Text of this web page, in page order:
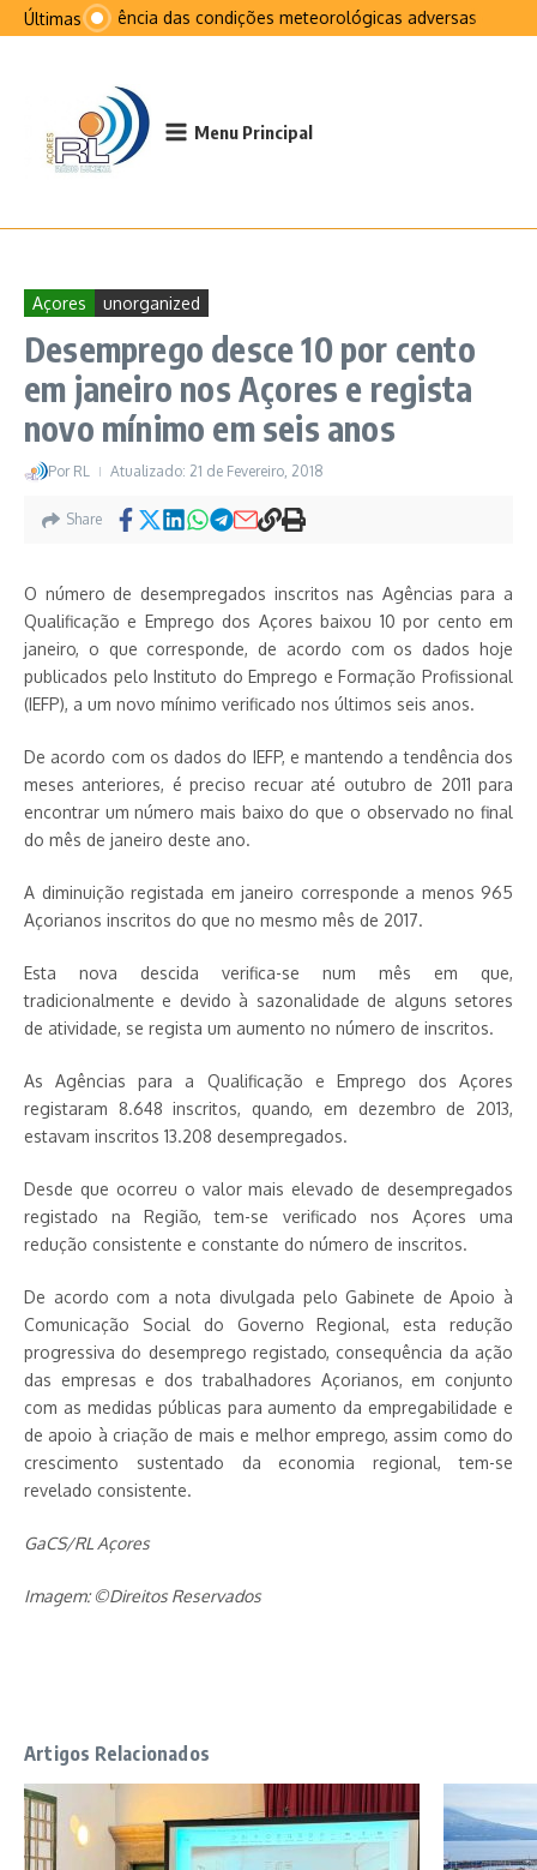
Ir para o conteúdo
Últimas
Na sequência das condições meteorológicas adversas que
Menu Principal
Açores unorganized
Desemprego desce 10 por cento
em janeiro nos Açores e regista
novo mínimo em seis anos
Por RL Atualizado: 21 de Fevereiro, 2018
Share
O número de desempregados inscritos nas Agências para a
Qualificação e Emprego dos Açores baixou 10 por cento em
janeiro, o que corresponde, de acordo com os dados hoje
publicados pelo Instituto do Emprego e Formação Profissional
(IEFP), a um novo mínimo verificado nos últimos seis anos.
De acordo com os dados do IEFP, e mantendo a tendência dos
meses anteriores, é preciso recuar até outubro de 2011 para
encontrar um número mais baixo do que o observado no final
do mês de janeiro deste ano.
A diminuição registada em janeiro corresponde a menos 965
Açorianos inscritos do que no mesmo mês de 2017.
Esta nova descida verifica-se num mês em que,
tradicionalmente e devido à sazonalidade de alguns setores
de atividade, se regista um aumento no número de inscritos.
As Agências para a Qualificação e Emprego dos Açores
registaram 8.648 inscritos, quando, em dezembro de 2013,
estavam inscritos 13.208 desempregados.
Desde que ocorreu o valor mais elevado de desempregados
registado na Região, tem-se verificado nos Açores uma
redução consistente e constante do número de inscritos.
De acordo com a nota divulgada pelo Gabinete de Apoio à
Comunicação Social do Governo Regional, esta redução
progressiva do desemprego registado, consequência da ação
das empresas e dos trabalhadores Açorianos, em conjunto
com as medidas públicas para aumento da empregabilidade e
de apoio à criação de mais e melhor emprego, assim como do
crescimento sustentado da economia regional, tem-se
revelado consistente.
GaCS/RL Açores
Imagem: ©Direitos Reservados
Artigos Relacionados